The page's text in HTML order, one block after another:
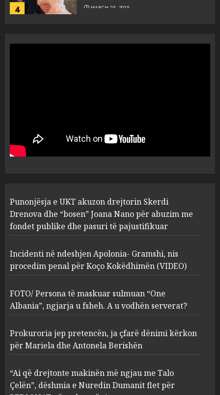
4 MARCH 25, 2025
1
“bosen” Joana Nano për
abuzim me fondet publike dhe
pasuri të pajustifikuar
2
Apolonia- Gramshi, nis
procedim penal për Koço
Kokëdhimën (VIDEO)
MARCH 27, 2025
3
FOTO/ Persona të maskuar
sulmuan “One Albania”,
ngjarja u fsheh. A u vodhën
serverat?
MARCH 25, 2025
4
Prokuroria jep pretencën, ja
çfarë dënimi kërkon për
Berishën
MARCH 25, 2025
Punonjësja e UKT akuzon drejtorin Skerdi
Drenova dhe “bosen” Joana Nano për abuzim me
fondet publike dhe pasuri të pajustifikuar
Incidenti në ndeshjen Apolonia- Gramshi, nis
procedim penal për Koço Kokëdhimën (VIDEO)
FOTO/ Persona të maskuar sulmuan “One
Albania”, ngjarja u fsheh. A u vodhën serverat?
Prokuroria jep pretencën, ja çfarë dënimi kërkon
për Mariela dhe Antonela Berishën
“Ai që drejtonte makinën më ngjau me Talo
Çelën”, dëshmia e Nuredin Dumanit flet për